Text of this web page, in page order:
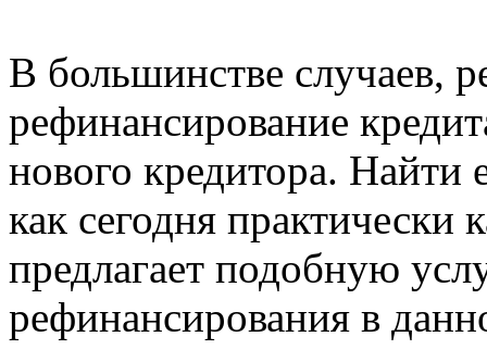
В большинстве случаев,
рефинансирование
нового кредитора. Найти
как сегодня практически
предлагает подобную
рефинансирования в